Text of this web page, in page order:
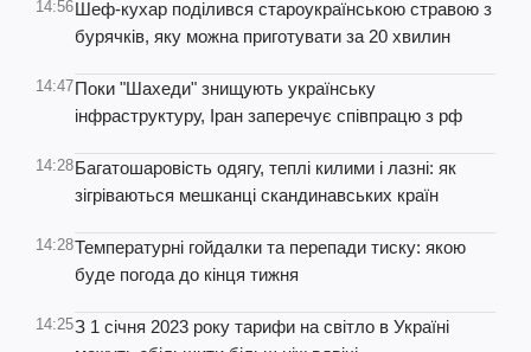
14:56Шеф-кухар поділився староукраїнською стравою з
бурячків, яку можна приготувати за 20 хвилин
14:47Поки "Шахеди" знищують українську
інфраструктуру, Іран заперечує співпрацю з рф
14:28Багатошаровість одягу, теплі килими і лазні: як
зігріваються мешканці скандинавських країн
14:28Температурні гойдалки та перепади тиску: якою
буде погода до кінця тижня
14:25З 1 січня 2023 року тарифи на світло в Україні